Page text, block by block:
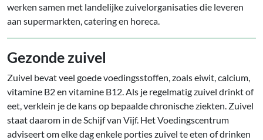
werken samen met landelijke zuivelorganisaties die leveren
aan supermarkten, catering en horeca.
Gezonde zuivel
Zuivel bevat veel goede voedingsstoffen, zoals eiwit, calcium,
vitamine B2 en vitamine B12. Als je regelmatig zuivel drinkt of
eet, verklein je de kans op bepaalde chronische ziekten. Zuivel
staat daarom in de Schijf van Vijf. Het Voedingscentrum
adviseert om elke dag enkele porties zuivel te eten of drinken